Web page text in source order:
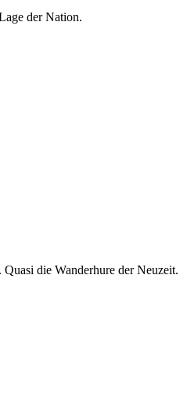
der Nation.
die Wanderhure der Neuzeit.